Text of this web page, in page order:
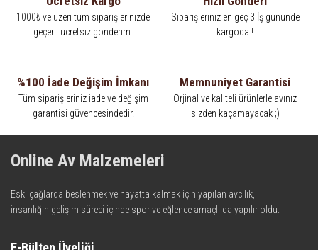
1000₺ ve üzeri tüm siparişlerinizde
geçerli ücretsiz gönderim.
Siparişleriniz en geç 3 İş gününde
kargoda !
%100 İade Değişim İmkanı
Tüm siparişleriniz iade ve değişim
garantisi güvencesindedir.
Memnuniyet Garantisi
Orjinal ve kaliteli ürünlerle avınız
sizden kaçamayacak ;)
Online Av Malzemeleri
Eski çağlarda beslenmek ve hayatta kalmak için yapılan avcılık,
insanlığın gelişim süreci içinde spor ve eğlence amaçlı da yapılır oldu.
teknolojinin dokunuşuyla av malzemelerinde en iyisini meydana